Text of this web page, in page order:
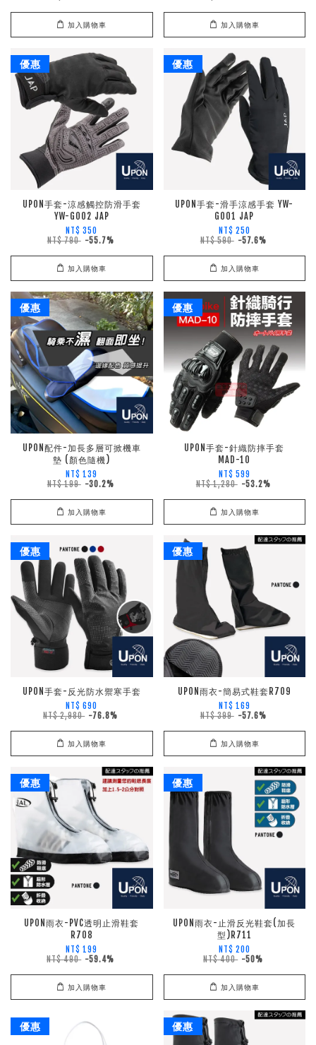
加入購物車 加入購物車
優惠
UPON手套-涼感觸控防滑手套
YW-G002 JAP
NT$ 350
NT$ 790 -55.7%
加入購物車
優惠
UPON手套-滑手涼感手套 YW-
G001 JAP
NT$ 250
NT$ 590 -57.6%
加入購物車
優惠
UPON配件-加長多層可掀機車
墊 (顏色隨機)
NT$ 139
NT$ 199 -30.2%
加入購物車
優惠
UPON手套-針織防摔手套
MAD-10
NT$ 599
NT$ 1,280 -53.2%
加入購物車
優惠
UPON手套-反光防水禦寒手套
NT$ 690
NT$ 2,980 -76.8%
加入購物車
優惠
UPON雨衣-簡易式鞋套R709
NT$ 169
NT$ 399 -57.6%
加入購物車
優惠
UPON雨衣-PVC透明止滑鞋套
R708
NT$ 199
NT$ 490 -59.4%
加入購物車
優惠
UPON雨衣-止滑反光鞋套(加長
型)R711
NT$ 200
NT$ 400 -50%
加入購物車
優惠 優惠